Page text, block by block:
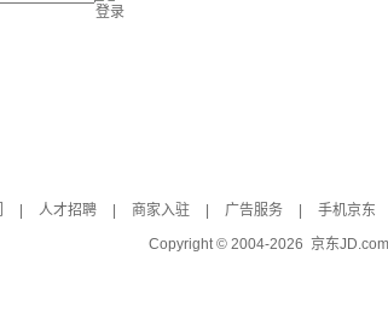
登录
人才招聘 商家入驻 广告服务 手机京东
Copyright © 2004-2026 京东